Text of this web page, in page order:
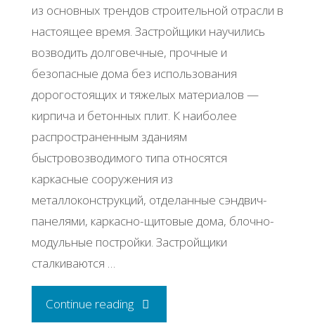
из основных трендов строительной отрасли в
настоящее время. Застройщики научились
возводить долговечные, прочные и
безопасные дома без использования
дорогостоящих и тяжелых материалов —
кирпича и бетонных плит. К наиболее
распространенным зданиям
быстровозводимого типа относятся
каркасные сооружения из
металлоконструкций, отделанные сэндвич-
панелями, каркасно-щитовые дома, блочно-
модульные постройки. Застройщики
сталкиваются …
Continue reading"Бизнес